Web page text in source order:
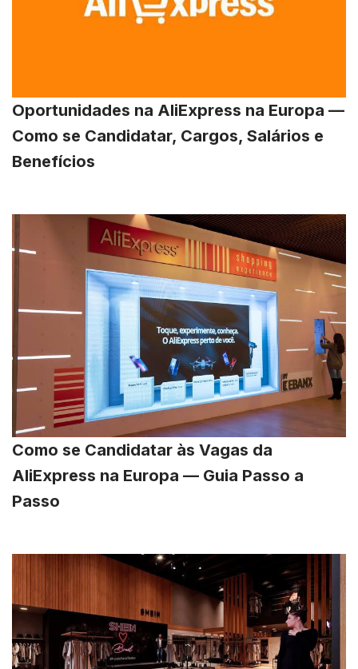
Oportunidades na AliExpress na Europa —
Como se Candidatar, Cargos, Salários e
Benefícios
Como se Candidatar às Vagas da
AliExpress na Europa — Guia Passo a
Passo